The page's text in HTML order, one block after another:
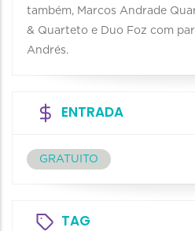
também, Marcos Andrade
& Quarteto e Duo Foz com
Andrés.
ENTRADA
GRATUITO
TAG